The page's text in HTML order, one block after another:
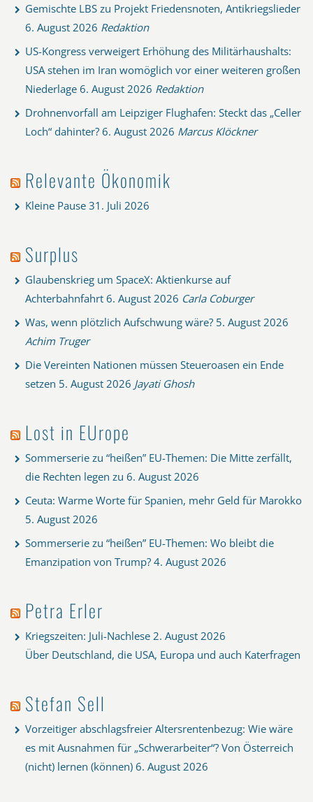
Gemischte LBS zu Projekt Friedensnoten, Antikriegslieder
6. August 2026 Redaktion
US-Kongress verweigert Erhöhung des Militärhaushalts:
USA stehen im Iran womöglich vor einer weiteren großen
Niederlage 6. August 2026 Redaktion
Drohnenvorfall am Leipziger Flughafen: Steckt das „Celler
Loch“ dahinter? 6. August 2026 Marcus Klöckner
Relevante Ökonomik
Kleine Pause 31. Juli 2026
Surplus
Glaubenskrieg um SpaceX: Aktienkurse auf
Achterbahnfahrt 6. August 2026 Carla Coburger
Was, wenn plötzlich Aufschwung wäre? 5. August 2026
Achim Truger
Die Vereinten Nationen müssen Steueroasen ein Ende
setzen 5. August 2026 Jayati Ghosh
Lost in EUrope
Sommerserie zu “heißen” EU-Themen: Die Mitte zerfällt,
die Rechten legen zu 6. August 2026
Ceuta: Warme Worte für Spanien, mehr Geld für Marokko
5. August 2026
Sommerserie zu “heißen” EU-Themen: Wo bleibt die
Emanzipation von Trump? 4. August 2026
Petra Erler
Kriegszeiten: Juli-Nachlese 2. August 2026
Über Deutschland, die USA, Europa und auch Katerfragen
Stefan Sell
Vorzeitiger abschlagsfreier Altersrentenbezug: Wie wäre
es mit Ausnahmen für „Schwerarbeiter“? Von Österreich
(nicht) lernen (können) 6. August 2026